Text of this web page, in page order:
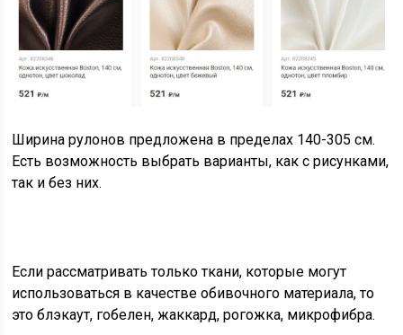
Ширина рулонов предложена в пределах 140-305 см.
Есть возможность выбрать варианты, как с рисунками,
так и без них.
Если рассматривать только ткани, которые могут
использоваться в качестве обивочного материала, то
это блэкаут, гобелен, жаккард, рогожка, микрофибра.